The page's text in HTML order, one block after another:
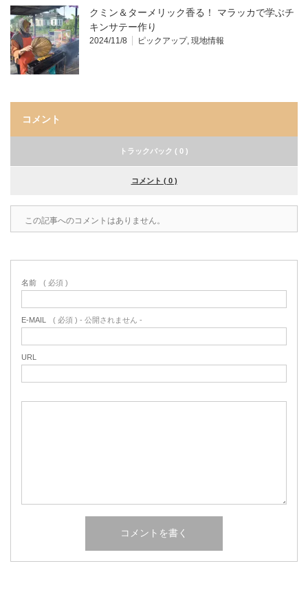
クミン＆ターメリック香る！ マラッカで学ぶチ
キンサテー作り
2024/11/8 ピックアップ, 現地情報
コメント
トラックバック ( 0 )
コメント ( 0 )
この記事へのコメントはありません。
名前 ( 必須 )
E-MAIL ( 必須 ) - 公開されません -
URL